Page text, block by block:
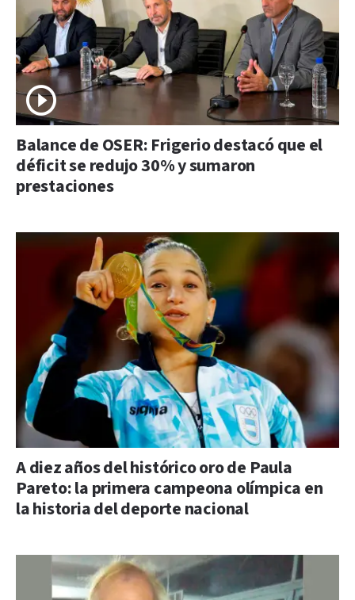
Balance de OSER: Frigerio destacó que el
déficit se redujo 30% y sumaron
prestaciones
A diez años del histórico oro de Paula
Pareto: la primera campeona olímpica en
la historia del deporte nacional